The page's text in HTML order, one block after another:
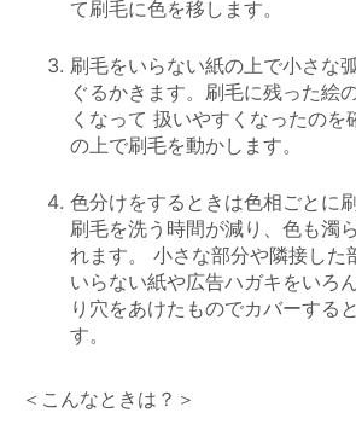
て刷毛に色を移します。
刷毛をいらない紙の上で小さな
ぐるかきます。刷毛に残った絵
くなって 扱いやすくなったのを
の上で刷毛を動かします。
色分けをするときは色相ごとに
刷毛を洗う時間が減り、色も濁
れます。 小さな部分や隣接した
いらない紙や広告ハガキをいろ
り穴をあけたものでカバーする
す。
＜こんなときは？＞